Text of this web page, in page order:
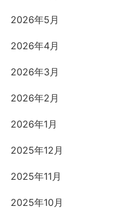
2026年5月
2026年4月
2026年3月
2026年2月
2026年1月
2025年12月
2025年11月
2025年10月